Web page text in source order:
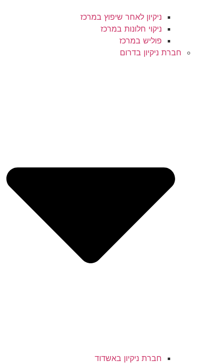
ניקיון לאחר שיפוץ במרכז
ניקוי חלונות במרכז
פוליש במרכז
חברת ניקיון בדרום
חברת ניקיון באשדוד